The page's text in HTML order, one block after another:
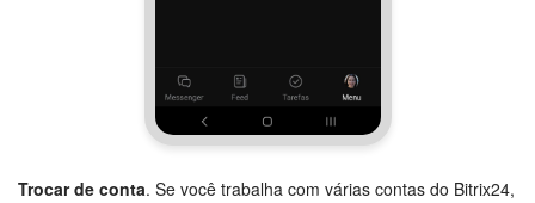
Trocar de conta. Se você trabalha com várias contas do Bitrix24,